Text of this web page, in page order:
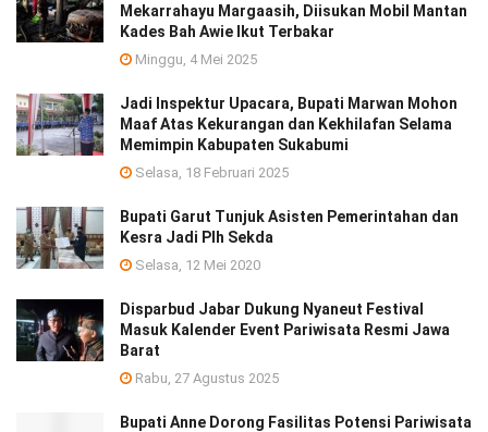
Mekarrahayu Margaasih, Diisukan Mobil Mantan
Kades Bah Awie Ikut Terbakar
Minggu, 4 Mei 2025
Jadi Inspektur Upacara, Bupati Marwan Mohon
Maaf Atas Kekurangan dan Kekhilafan Selama
Memimpin Kabupaten Sukabumi
Selasa, 18 Februari 2025
Bupati Garut Tunjuk Asisten Pemerintahan dan
Kesra Jadi Plh Sekda
Selasa, 12 Mei 2020
Disparbud Jabar Dukung Nyaneut Festival
Masuk Kalender Event Pariwisata Resmi Jawa
Barat
Rabu, 27 Agustus 2025
Bupati Anne Dorong Fasilitas Potensi Pariwisata